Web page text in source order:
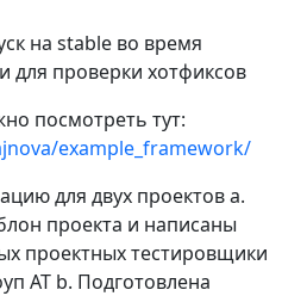
на stable во время
для проверки хотфиксов
посмотреть тут:
example_framework/
для двух проектов а.
проекта и написаны
проектных тестировщики
АТ b. Подготовлена